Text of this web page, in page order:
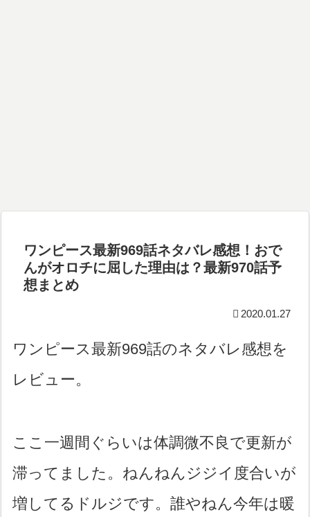
ワンピース最新969話ネタバレ感想！おで
んがオロチに屈した理由は？最新970話予
想まとめ
2020.01.27
ワンピース最新969話のネタバレ感想を
レビュー。
ここ一週間ぐらいは体調微不良で更新が
滞ってました。ねんねんジジイ度合いが
増してるドルジです。誰やねん今年は暖